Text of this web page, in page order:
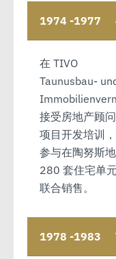
1974 -1977
在 TIVO
Taunusbau-
接受房地产顾
项目开发培训
参与在陶努斯
280 套住宅单
联合销售。
1978 -1983